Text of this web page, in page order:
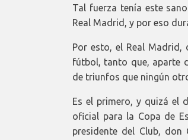
Tal fuerza tenía este
Real Madrid, y por eso
Por esto, el Real
fútbol, tanto que, aparte
de triunfos que ningún
Es el primero, y quizá el
oficial para la Copa de
presidente del Club,